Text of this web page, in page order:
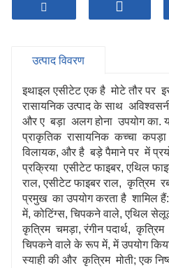
एजेंट के रूप में उपयोग किया जा
ड्रिलिंग में, धातु का
उत्पाद विवरण
इथाइल एसीटेट एक है मोटे तौर पर
रासायनिक उत्पाद के साथ
और ए बड़ा अलग होना उपयोग
प्राकृतिक रासायनिक कच्चा
विलायक, और है बड़े पैमाने पर में
प्रक्रिया एसीटेट फाइबर, एथिल
राल, एसीटेट फाइबर राल, कृत्रिम
प्रमुख का उपयोग करता है शामिल
में, कोटिंग्स, चिपकने वाले, एथिल
कृत्रिम चमड़ा, रंगीन पदार्थ,
चिपकने वाले के रूप में, में उपयोग
स्याही की और कृत्रिम मोती; एक